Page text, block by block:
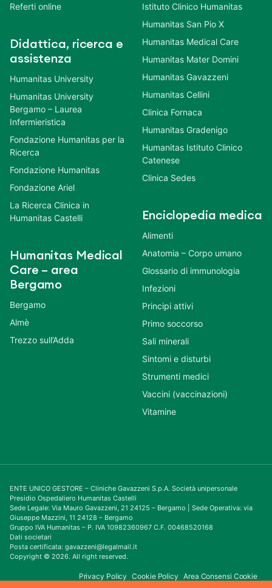
Referti online
Didattica, ricerca e
assistenza
Humanitas University
Humanitas University
Bergamo – Laurea
Infermieristica
Fondazione Humanitas per la
Ricerca
Fondazione Humanitas
Fondazione Ariel
La Ricerca Clinica in
Humanitas Castelli
Humanitas Medical
Care – area
Bergamo
Bergamo
Almè
Trezzo sull’Adda
Istituto Clinico Humanitas
Humanitas San Pio X
Humanitas Medical Care
Humanitas Mater Domini
Humanitas Gavazzeni
Humanitas Cellini
Clinica Fornaca
Humanitas Gradenigo
Humanitas Istituto Clinico
Catenese
Clinica Sedes
Enciclopedia medica
Alimenti
Anatomia – Corpo umano
Glossario di immunologia
Infezioni
Principi attivi
Primo soccorso
Sali minerali
Sintomi e disturbi
Strumenti medici
Vaccini (vaccinazioni)
Vitamine
ENTE UNICO GESTORE – Cliniche Gavazzeni S.p.A. Società unipersonale
Presidio Ospedaliero Humanitas Castelli
Sede Legale: Via Mauro Gavazzeni, 21 24125 – Bergamo | Sede Operativa: via
Giuseppe Mazzini, 11 24128 – Bergamo
Gruppo IVA Humanitas – P. IVA 10982360967 C.F. 00468520168
Dati societari
Posta certificata: gavazzeni@legalmail.it
Copyright © 2026. All right reserved.
Privacy Policy Cookie Policy Area Consensi Cookie